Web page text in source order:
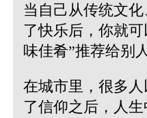
当自己从传统文
了快乐后，你就
味佳肴”推荐给别人
在城市里，很多
了信仰之后，人